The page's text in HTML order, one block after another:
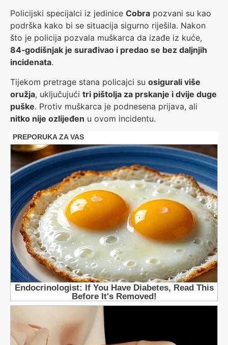
Policijski specijalci iz jedinice Cobra pozvani su kao
podrška kako bi se situacija sigurno riješila. Nakon
što je policija pozvala muškarca da izađe iz kuće,
84‑godišnjak je surađivao i predao se bez daljnjih
incidenata.
Tijekom pretrage stana policajci su osigurali više
oružja, uključujući tri pištolja za prskanje i dvije duge
puške. Protiv muškarca je podnesena prijava, ali
nitko nije ozlijeđen u ovom incidentu.